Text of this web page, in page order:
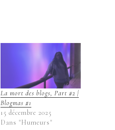
La mort des blogs, Part #2 |
Blogmas #1
15 décembre 2025
Dans "Humeurs"